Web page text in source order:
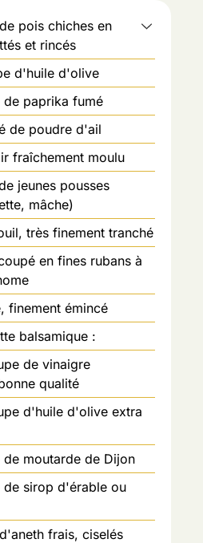
pois chiches en
et rincés
d'huile d'olive
paprika fumé
de poudre d'ail
fraîchement moulu
jeunes pousses
mâche)
très finement tranché
en fines rubans à
finement émincé
balsamique :
de vinaigre
qualité
d'huile d'olive extra
moutarde de Dijon
de sirop d'érable ou
frais, ciselés